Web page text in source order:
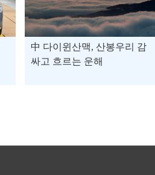
中 다이윈산맥, 산봉우리 감
싸고 흐르는 운해